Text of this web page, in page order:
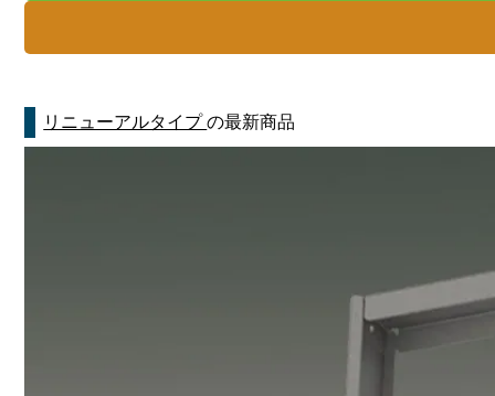
リニューアルタイプの最新商品